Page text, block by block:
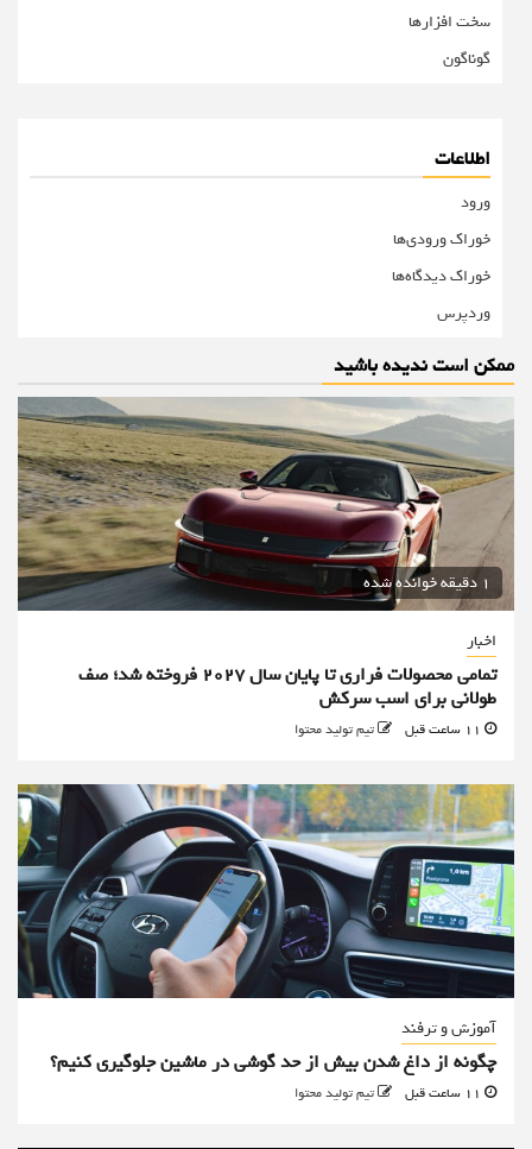
سخت افزارها
گوناگون
اطلاعات
ورود
خوراک ورودی‌ها
خوراک دیدگاه‌ها
وردپرس
ممکن است ندیده باشید
1 دقیقه خوانده شده
اخبار
تمامی محصولات فراری تا پایان سال ۲۰۲۷ فروخته شد؛ صف
طولانی برای اسب سرکش
تیم تولید محتوا
آموزش و ترفند
چگونه از داغ شدن بیش از حد گوشی در ماشین جلوگیری کنیم؟
تیم تولید محتوا